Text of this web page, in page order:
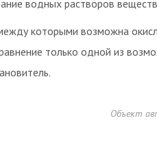
водных растворов
которыми возможна
только одной из
Объект